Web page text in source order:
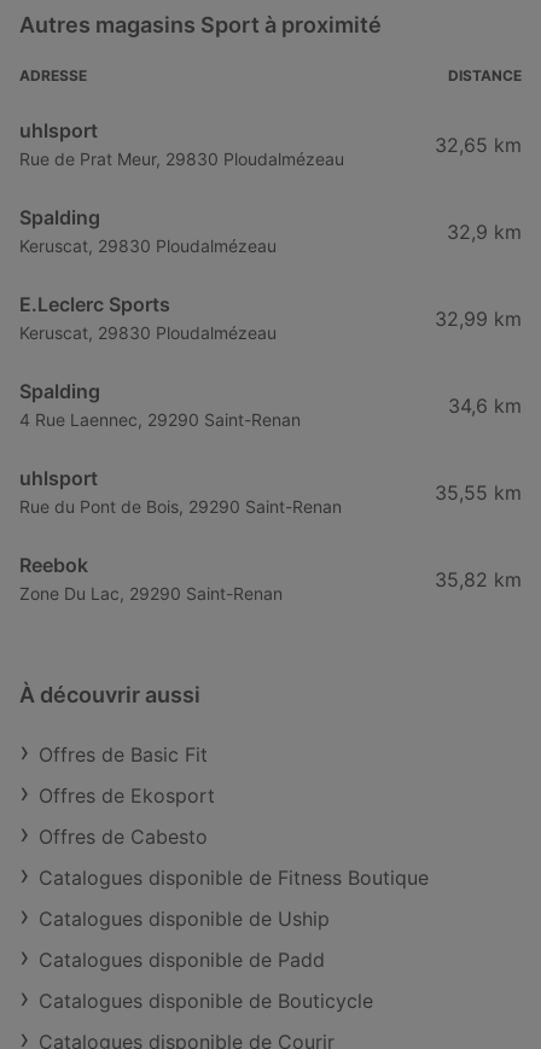
Autres magasins Sport à proximité
ADRESSE DISTANCE
uhlsport
Rue de Prat Meur, 29830 Ploudalmézeau
32,65 km
Spalding
Keruscat, 29830 Ploudalmézeau
32,9 km
E.Leclerc Sports
Keruscat, 29830 Ploudalmézeau
32,99 km
Spalding
4 Rue Laennec, 29290 Saint-Renan
34,6 km
uhlsport
Rue du Pont de Bois, 29290 Saint-Renan
35,55 km
Reebok
Zone Du Lac, 29290 Saint-Renan
35,82 km
À découvrir aussi
Offres de Basic Fit
Offres de Ekosport
Offres de Cabesto
Catalogues disponible de Fitness Boutique
Catalogues disponible de Uship
Catalogues disponible de Padd
Catalogues disponible de Bouticycle
Catalogues disponible de Courir